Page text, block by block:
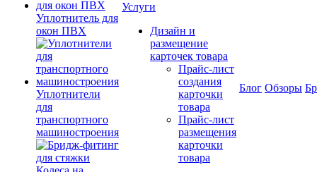
Уплотнитель для
окон ПВХ
Уплотнители
для
транспортного
машиностроения
Услуги
Дизайн и
размещение
карточек товара
Прайс-лист
создания
карточки
товара
Прайс-лист
размещения
карточки
товара
Блог Обзоры